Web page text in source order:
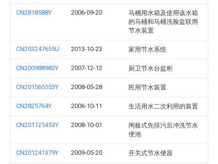
CN2818588Y 2006-09-20
马桶用水箱及使用该水箱
的马桶和马桶洗脸盆联用
节水装置
CN203247655U 2013-10-23 家用节水系统
CN200988983Y 2007-12-12 厨卫节水台盆柜
CN201065553Y 2008-05-28 民用节水装置
CN2825764Y 2006-10-11 生活用水二次利用的装置
CN201125453Y 2008-10-01
闸板式先排污后冲洗节水
便池
CN201241379Y 2009-05-20 开关式节水便器